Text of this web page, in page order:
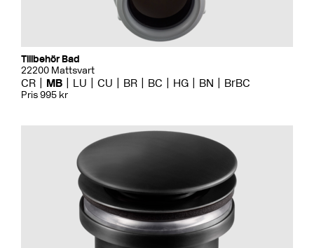
Tillbehör Bad
22200 Mattsvart
CR MB LU CU BR BC HG BN BrBC
Pris 995 kr